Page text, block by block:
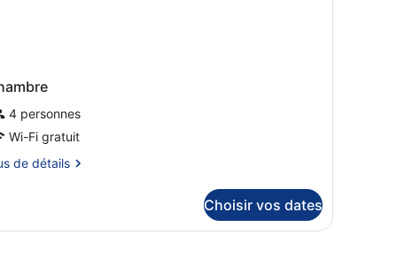
4 personnes
Wi-Fi gratuit
de détails
Choisir vos dates